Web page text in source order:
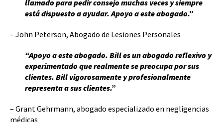
llamado para pedir consejo muchas veces y siempre
está dispuesto a ayudar. Apoyo a este abogado.”
– John Peterson, Abogado de Lesiones Personales
“Apoyo a este abogado. Bill es un abogado reflexivo y
experimentado que realmente se preocupa por sus
clientes. Bill vigorosamente y profesionalmente
representa a sus clientes.”
– Grant Gehrmann, abogado especializado en negligencias
médicas